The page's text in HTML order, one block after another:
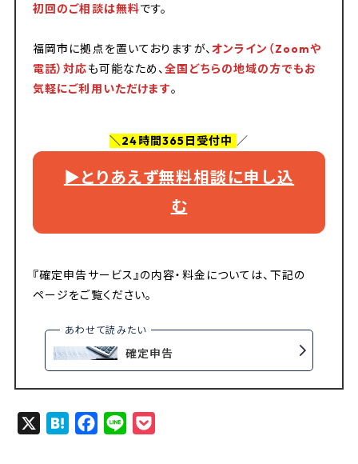
初回のご相談は無料です。
福岡市に拠点を置いておりますが、オンライン（Zoomや
電話）対応も可能なため、全国どちらの地域の方でもお
気軽にご利用いただけます。
＼24時間365日受付中 ／
▶︎とりあえず無料相談に申し込
む
『確定申告サービス』の内容・料金については、下記の
ページをご覧ください。
確定申告
H